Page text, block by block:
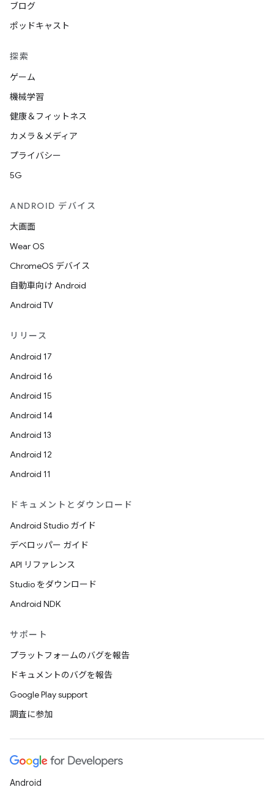
ブログ
ポッドキャスト
探索
ゲーム
機械学習
健康＆フィットネス
カメラ＆メディア
プライバシー
5G
ANDROID デバイス
大画面
Wear OS
ChromeOS デバイス
自動車向け Android
Android TV
リリース
Android 17
Android 16
Android 15
Android 14
Android 13
Android 12
Android 11
ドキュメントとダウンロード
Android Studio ガイド
デベロッパー ガイド
API リファレンス
Studio をダウンロード
Android NDK
サポート
プラットフォームのバグを報告
ドキュメントのバグを報告
Google Play support
調査に参加
Android